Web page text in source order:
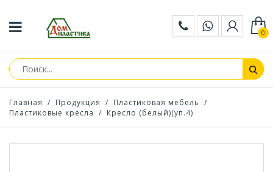
0
Главная / Продукция / Пластиковая мебель /
Пластиковые кресла / Кресло (белый)(уп.4)